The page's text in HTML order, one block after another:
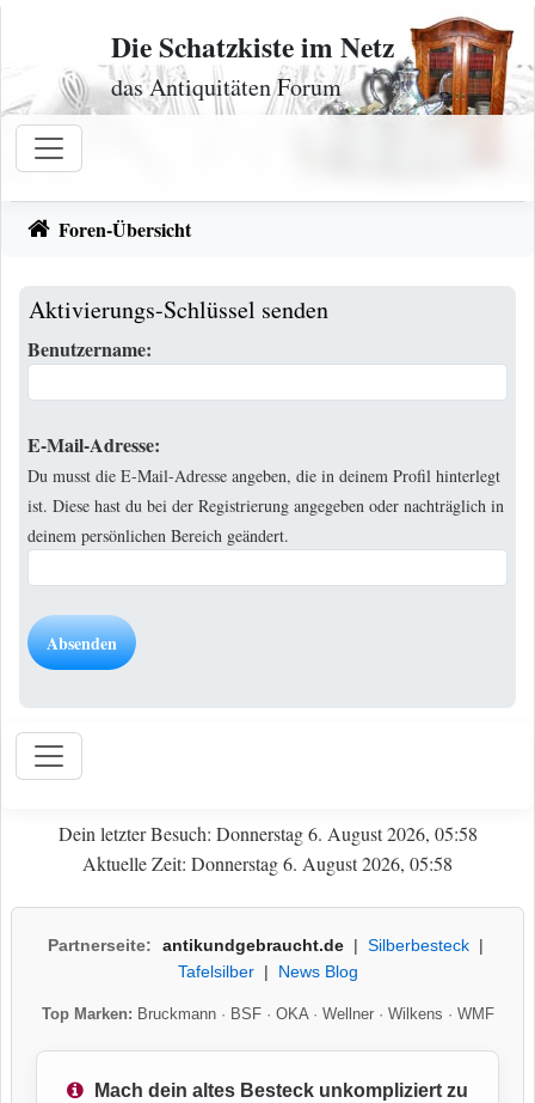
Zum Inhalt
Die Schatzkiste im Netz
das Antiquitäten Forum
Foren-Übersicht
Aktivierungs-Schlüssel senden
Benutzername:
E-Mail-Adresse:
Du musst die E-Mail-Adresse angeben, die in deinem Profil hinterlegt
ist. Diese hast du bei der Registrierung angegeben oder nachträglich in
deinem persönlichen Bereich geändert.
Dein letzter Besuch: Donnerstag 6. August 2026, 05:58
Aktuelle Zeit: Donnerstag 6. August 2026, 05:58
Partnerseite: antikundgebraucht.de| Silberbesteck|
Tafelsilber| News Blog
Top Marken: Bruckmann· BSF· OKA· Wellner· Wilkens · WMF
Mach dein altes Besteck unkompliziert zu